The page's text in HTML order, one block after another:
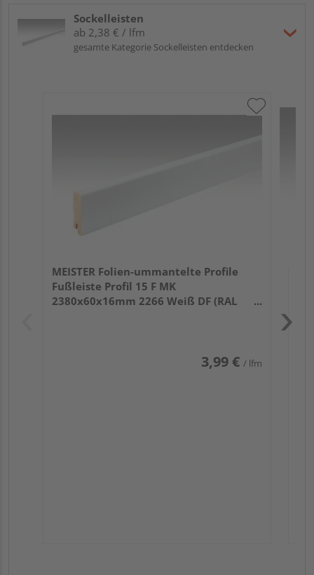
Sockelleisten
ab 2,38 € / lfm
gesamte Kategorie Sockelleisten entdecken
MEISTER Folien-ummantelte Profile
Fußleiste Profil 15 F MK
2380x60x16mm 2266 Weiß DF (RAL
3,99 € / lfm